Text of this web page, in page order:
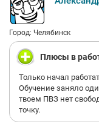
Город: Челябинск
Плюсы в
Только начал
Обучение заняло
твоем ПВЗ нет
точку.